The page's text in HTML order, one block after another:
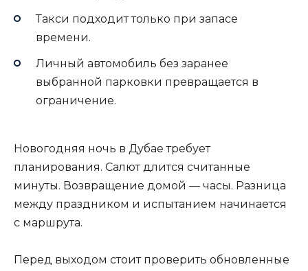
Такси подходит только при запасе
времени.
Личный автомобиль без заранее
выбранной парковки превращается в
ограничение.
Новогодняя ночь в Дубае требует
планирования. Салют длится считанные
минуты. Возвращение домой — часы. Разница
между праздником и испытанием начинается
с маршрута.
Перед выходом стоит проверить обновленные